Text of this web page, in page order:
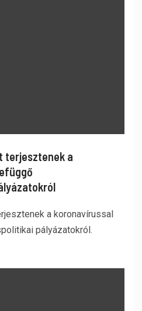
terjesztenek a
a koronavírussal
pályázatokról.